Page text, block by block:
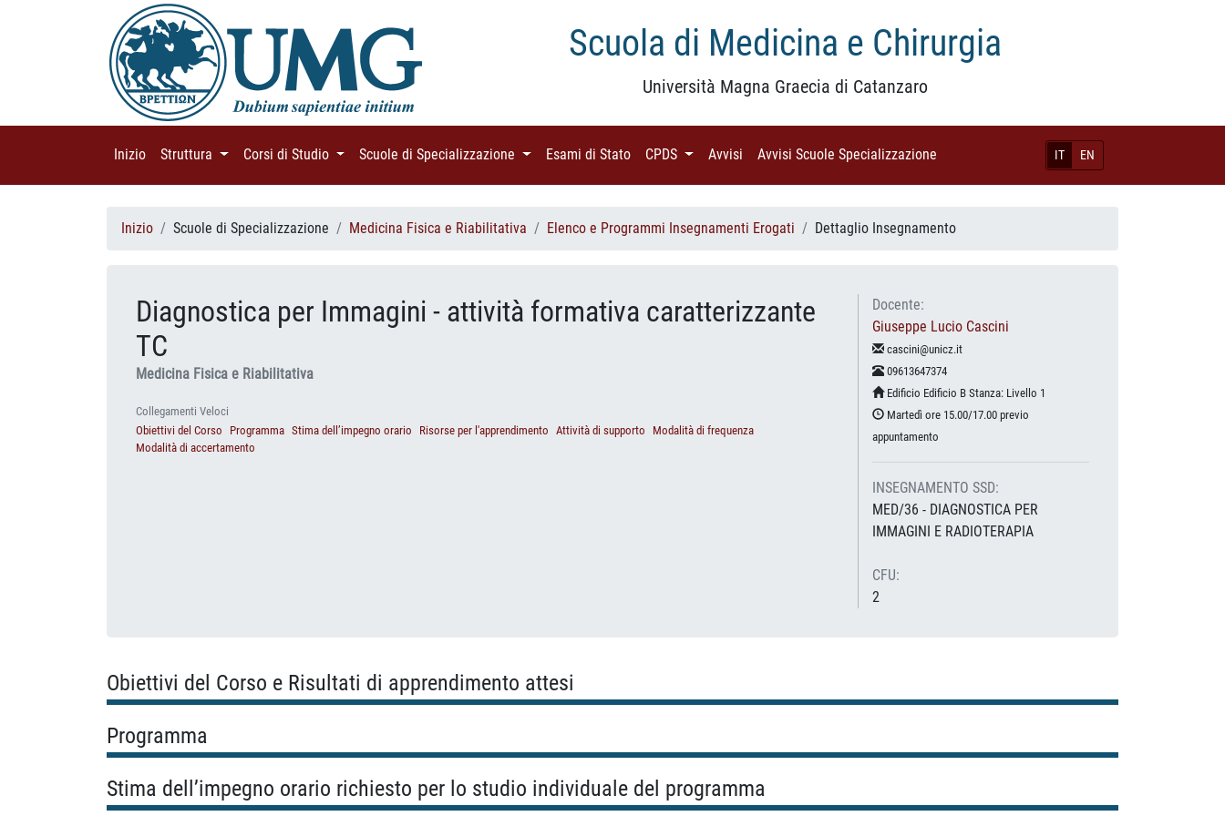
Scuola di Medicina e Chirurgia
Università Magna Graecia di Catanzaro
IT EN
Inizio (current)
Struttura (current)Corsi di Studio (current)Scuole di Specializzazione (current)Esami di Stato (current)
CPDS (current)
Avvisi (current)
Avvisi Scuole Specializzazione
Inizio Scuole di Specializzazione Medicina Fisica e Riabilitativa Elenco e Programmi Insegnamenti Erogati Dettaglio Insegnamento
Diagnostica per Immagini - attività formativa caratterizzante
TC
Medicina Fisica e Riabilitativa
Collegamenti Veloci
Obiettivi del Corso
Programma Stima dell’impegno orario Risorse per l'apprendimento Attività di supporto
Modalità di frequenza
Modalità di accertamento
Docente:
Giuseppe Lucio Cascini
cascini@unicz.it
09613647374
Edificio Edificio B Stanza: Livello 1
Martedì ore 15.00/17.00 previo
appuntamento
INSEGNAMENTO SSD:
MED/36 - DIAGNOSTICA PER
IMMAGINI E RADIOTERAPIA
CFU:
2
Obiettivi del Corso e Risultati di apprendimento attesi
Programma
Stima dell’impegno orario richiesto per lo studio individuale del programma